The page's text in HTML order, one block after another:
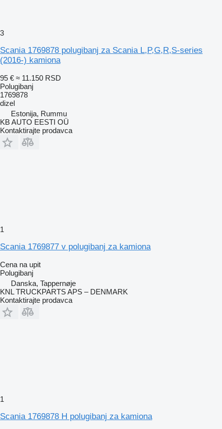
3
Scania 1769878 polugibanj za Scania L,P,G,R,S-series
(2016-) kamiona
95 € ≈ 11.150 RSD
Polugibanj
1769878
dizel
Estonija, Rummu
KB AUTO EESTI OÜ
Kontaktirajte prodavca
1
Scania 1769877 v polugibanj za kamiona
Cena na upit
Polugibanj
Danska, Tappernøje
KNL TRUCKPARTS APS – DENMARK
Kontaktirajte prodavca
1
Scania 1769878 H polugibanj za kamiona